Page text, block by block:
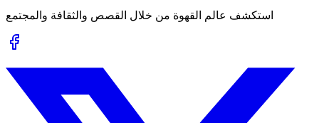
استكشف عالم القهوة من خلال القصص والثقافة والمجتمع